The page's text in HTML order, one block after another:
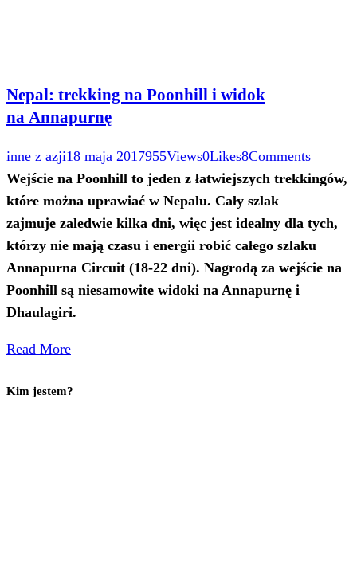
Nepal: trekking na Poonhill i widok
na Annapurnę
inne z azji18 maja 2017955Views0Likes8Comments
Wejście na Poonhill to jeden z łatwiejszych trekkingów,
które można uprawiać w Nepalu. Cały szlak
zajmuje zaledwie kilka dni, więc jest idealny dla tych,
którzy nie mają czasu i energii robić całego szlaku
Annapurna Circuit (18-22 dni). Nagrodą za wejście na
Poonhill są niesamowite widoki na Annapurnę i
Dhaulagiri.
Read More
Kim jestem?